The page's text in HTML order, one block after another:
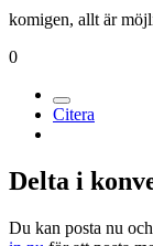
komigen, allt är
0
Citera
Delta i
Du kan posta nu